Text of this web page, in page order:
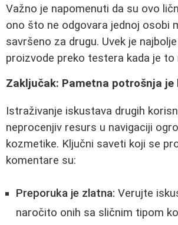
Važno je napomenuti da su ovo
ono što ne odgovara jednoj osobi
savršeno za drugu. Uvek je
proizvode preko testera kada je to
Zaključak: Pametna potrošnja je
Istraživanje iskustava drugih
neprocenjiv resurs u navigaciji
kozmetike. Ključni saveti koji se
komentare su:
Preporuka je zlatna: Verujte
naročito onih sa sličnim tipom